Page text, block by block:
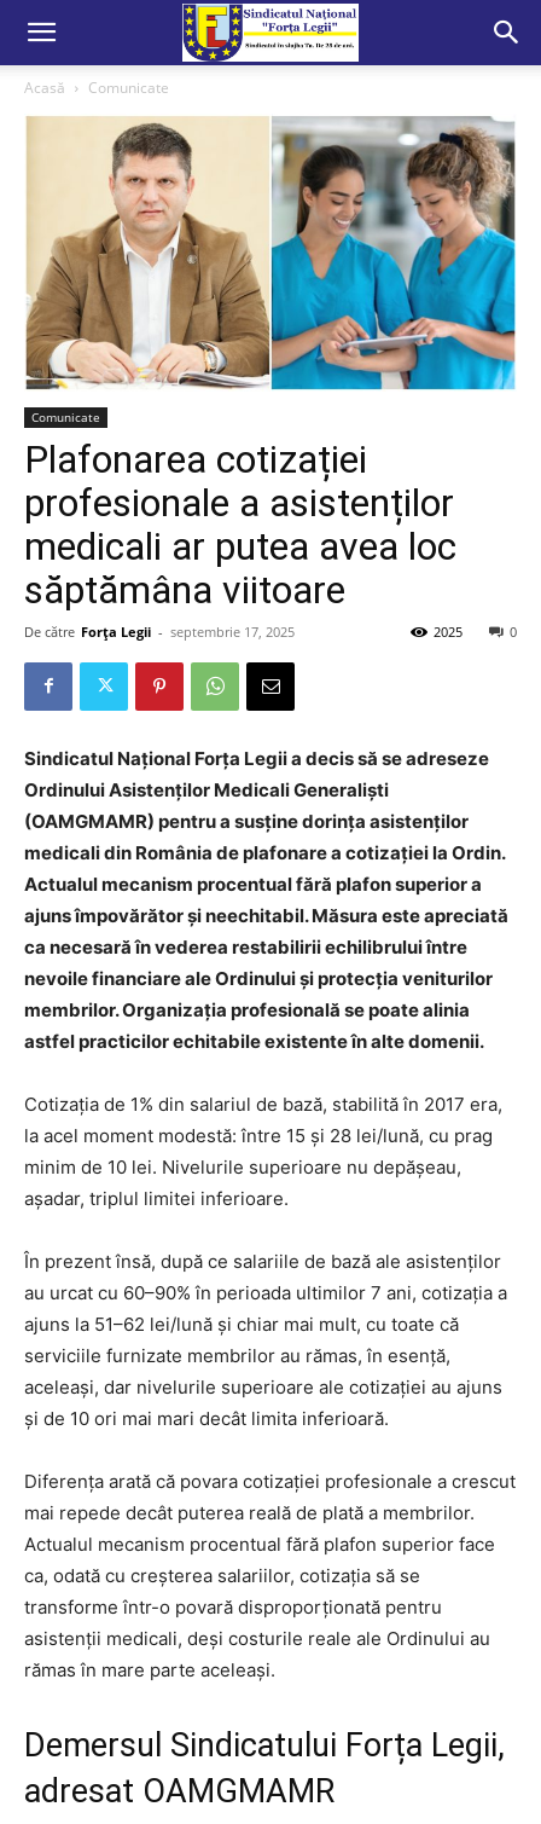
Acasă Comunicate
Comunicate
Plafonarea cotizației
profesionale a asistenților
medicali ar putea avea loc
săptămâna viitoare
De către Forța Legii - septembrie 17, 2025 0
2025
Sindicatul Național Forța Legii a decis să se adreseze
Ordinului Asistenților Medicali Generaliști
(OAMGMAMR) pentru a susține dorința asistenților
medicali din România de plafonare a cotizației la Ordin.
Actualul mecanism procentual fără plafon superior a
ajuns împovărător și neechitabil. Măsura este apreciată
ca necesară în vederea restabilirii echilibrului între
nevoile financiare ale Ordinului și protecția veniturilor
membrilor. Organizația profesională se poate alinia
astfel practicilor echitabile existente în alte domenii.
Cotizația de 1% din salariul de bază, stabilită în 2017 era,
la acel moment modestă: între 15 și 28 lei/lună, cu prag
minim de 10 lei. Nivelurile superioare nu depășeau,
așadar, triplul limitei inferioare.
În prezent însă, după ce salariile de bază ale asistenților
au urcat cu 60–90% în perioada ultimilor 7 ani, cotizația a
ajuns la 51–62 lei/lună și chiar mai mult, cu toate că
serviciile furnizate membrilor au rămas, în esență,
aceleași, dar nivelurile superioare ale cotizației au ajuns
și de 10 ori mai mari decât limita inferioară.
Diferența arată că povara cotizației profesionale a crescut
mai repede decât puterea reală de plată a membrilor.
Actualul mecanism procentual fără plafon superior face
ca, odată cu creșterea salariilor, cotizația să se
transforme într-o povară disproporționată pentru
asistenții medicali, deși costurile reale ale Ordinului au
rămas în mare parte aceleași.
Demersul Sindicatului Forța Legii,
adresat OAMGMAMR